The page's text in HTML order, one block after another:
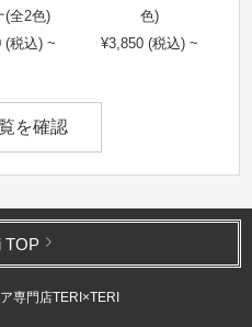
(全2色)
(税込) ~
色)
¥3,850 (税込) ~
を確認
TOP
専門店TERI×TERI